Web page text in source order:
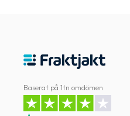
Baserat på 1tn omdömen